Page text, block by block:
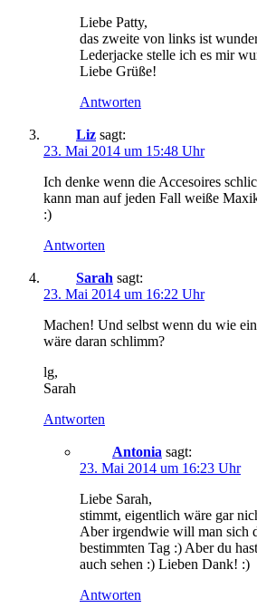
Liebe Patty,
das zweite von links ist
Lederjacke stelle ich es mir
Liebe Grüße!
Antworten
Liz sagt:
23. Mai 2014 um 15:48 Uhr
Ich denke wenn die Accesoires
kann man auf jeden Fall weiße
:)
Antworten
Sarah sagt:
23. Mai 2014 um 16:22 Uhr
Machen! Und selbst wenn du wie
wäre daran schlimm?
lg,
Sarah
Antworten
Antonia sagt:
23. Mai 2014 um 16:23 Uhr
Liebe Sarah,
stimmt, eigentlich wäre gar
Aber irgendwie will man sich
bestimmten Tag :) Aber du
auch sehen :) Lieben Dank! :)
Antworten